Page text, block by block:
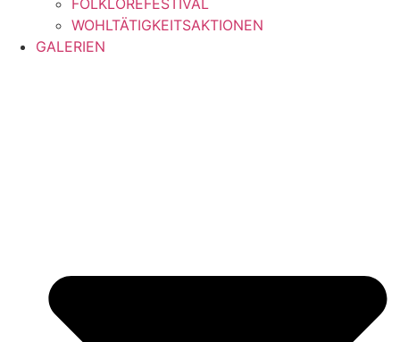
WOHLTÄTIGKEITSAKTIONEN
GALERIEN